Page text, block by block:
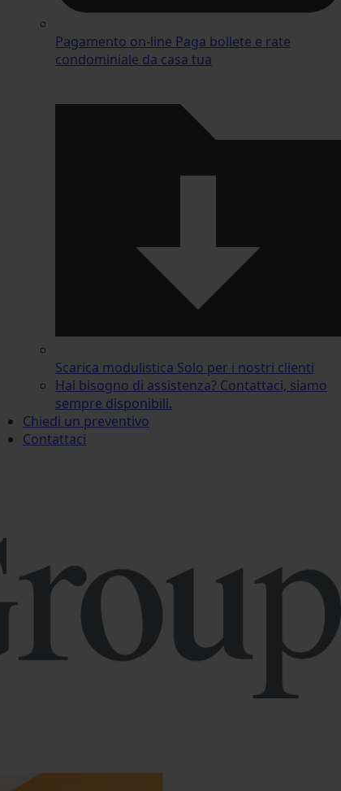
Pagamento on-line Paga bollete e rate
condominiale da casa tua
Scarica modulistica Solo per i nostri clienti
Hai bisogno di assistenza? Contattaci, siamo
sempre disponibili.
Chiedi un preventivo
Contattaci